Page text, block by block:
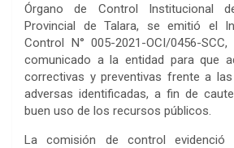
Órgano de Control Institucional
Provincial de Talara, se emitió el
Control N° 005-2021-OCI/0456-
comunicado a la entidad para que
correctivas y preventivas frente a
adversas identificadas, a fin de
buen uso de los recursos públicos.
La comisión de control evidenció